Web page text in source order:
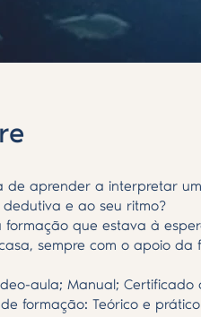
de aprender a interpretar
dedutiva e ao seu ritmo?
formação que estava à
sempre com o apoio da
aula; Manual;
formação: Teórico e